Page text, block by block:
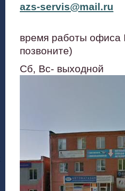
azs-servis@mail.ru
время работы офиса
позвоните)
Сб, Вс- выходной